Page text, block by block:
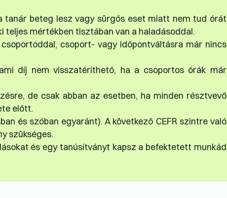
tanár beteg lesz vagy sürgős eset miatt nem tud órát
teljes mértékben tisztában van a haladásoddal.
csoport- vagy időpontváltásra már nincs
díj nem visszatéríthető, ha a csoportos órák már
de csak abban az esetben, ha minden résztvevő
előtt.
és szóban egyaránt). A következő CEFR szintre való
szükséges.
és egy tanúsítványt kapsz a befektetett munkád